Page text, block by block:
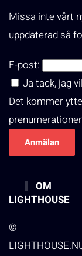
Missa inte vårt
uppdaterad så
E-post:
Ja tack, jag
Det kommer
OM
LIGHTHOUSE
©